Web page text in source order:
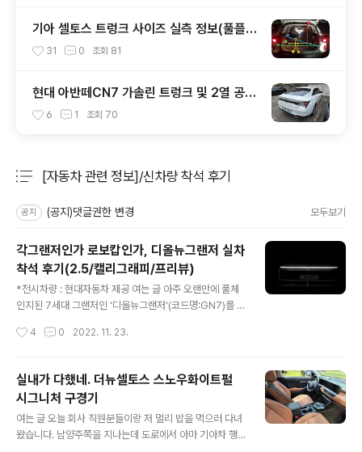
기아 셀토스 트렁크 사이즈 실측 정보(풀플렛
등)31 0 조회 81
현대 아반떼CN7 가솔린 트렁크 및 2열 공간
실측 결과
6 1 조회 70
[자동차 관련 정보]/신차량 착석 후기
공지 (공지)댓글권한 변경 모두보기
각그랜저인가 로보캅인가, 디올뉴그랜저 실차
착석 후기(2.5/캘리그래피/프리뷰)
*전시차량 : 현대자동차 제공 여는 글 아주 오랜만에 풀체
인지된 7세대 그랜저인 '디올뉴그랜저'(코드명:GN7)를 보
는 상황이었기 때문에 전시장에 방문해서 보는 정도라고
되며서 '더뉴그랜저(코드명 : ig)'가 풀체인지로 착각하시
는 분들이 계십니다만 찡긋랜저는 이전 모델의 페이스리프
트 모델이고 이번 7세대 모델이 진짜 풀체인지 모델입니
다. 아반떼를 비추어보면 과감한 변화(더뉴아반떼AD, 일명
삼각떼) 뒤에 무르익은 디자인(아반떼CN7)이 나왔듯 그랜
4 0 2022. 11. 23.
실내가 다했네. 더뉴셀토스 스노우화이트펄
시그니처 구경기
여는 글 오늘 회사 직원분들이랑 저 멀리 밥을 먹으러 다녀
왔습니다. 남양주쪽을 지나는데 도로에서 아마 기아차 행